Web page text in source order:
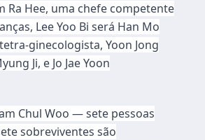
Ra Hee, uma chefe competente
Lee Yoo Bi será Han Mo
ginecologista, Yoon Jong
Ji, e Jo Jae Yoon
Chul Woo — sete pessoas
sobreviventes são